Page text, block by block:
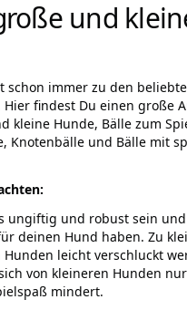
und
schon immer zu den
findest Du einen große
kleine Hunde, Bälle zum
Knotenbälle und Bälle mit
ungiftig und robust sein
deinen Hund haben. Zu
leicht verschluckt
von kleineren Hunden
mindert.